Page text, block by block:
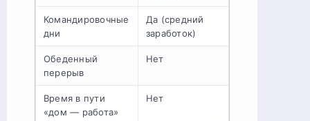
Командировочные
дни
Да (средний
заработок)
Обеденный
перерыв
Нет
Время в пути
«дом — работа»
Нет